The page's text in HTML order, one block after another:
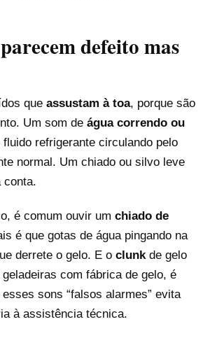
defeito mas
que assustam à toa, porque são
Um som de água correndo ou
fluido refrigerante circulando pelo
normal. Um chiado ou silvo leve
conta.
é comum ouvir um chiado de
é que gotas de água pingando na
derrete o gelo. E o clunkde gelo
com fábrica de gelo, é
sons “falsos alarmes” evita
à assistência técnica.